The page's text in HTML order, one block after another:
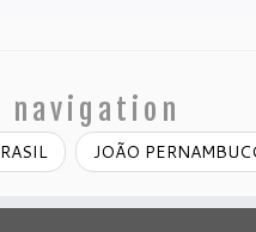
navigation
JOÃO